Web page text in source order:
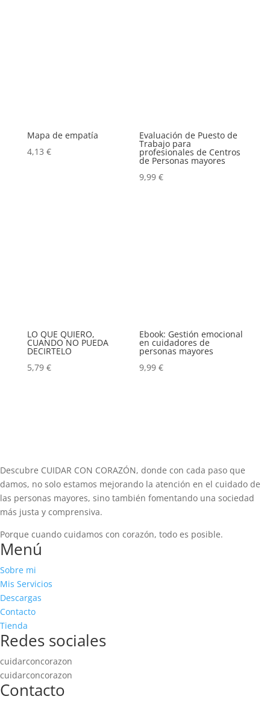
Mapa de empatía
4,13 €
Evaluación de Puesto de
Trabajo para
profesionales de Centros
de Personas mayores
9,99€
LO QUE QUIERO,
CUANDO NO PUEDA
DECIRTELO
5,79 €
Ebook: Gestión emocional
en cuidadores de
personas mayores
9,99€
Descubre CUIDAR CON CORAZÓN, donde con cada paso que
damos, no solo estamos mejorando la atención en el cuidado de
las personas mayores, sino también fomentando una sociedad
más justa y comprensiva.
Porque cuando cuidamos con corazón, todo es posible.
Menú
Sobre mi
Mis Servicios
Descargas
Contacto
Tienda
Redes sociales
cuidarconcorazon
cuidarconcorazon
Contacto